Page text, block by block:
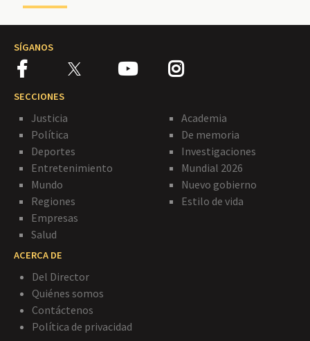
SÍGANOS
SECCIONES
Justicia
Política
Deportes
Entretenimiento
Mundo
Regiones
Empresas
Salud
Academia
De memoria
Investigaciones
Mundial 2026
Nuevo gobierno
Estilo de vida
ACERCA DE
Del Director
Quiénes somos
Contáctenos
Política de privacidad